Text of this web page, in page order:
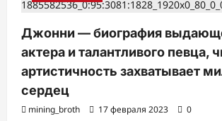
Джонни — биография
актера и талантливого певца,
артистичность захватывает
сердец
mining_broth 17 февраля 2023
0